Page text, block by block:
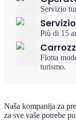
Servizio
Più di 15
Flotta
turismo.
Naša kompanija za
za sve vaše potrebe